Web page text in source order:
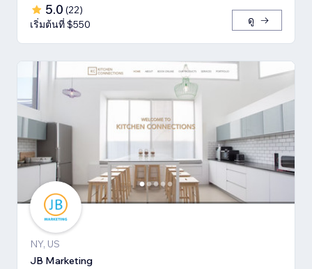
5.0 (22)
เริ่มต้นที่ $550
ดู
NY, US
JB Marketing